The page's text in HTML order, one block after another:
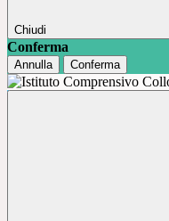
Chiudi
Conferma
Annulla Conferma